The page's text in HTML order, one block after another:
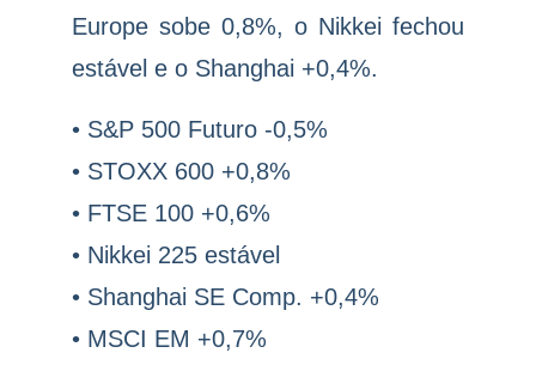
Europe sobe 0,8%, o Nikkei fechou
estável e o Shanghai +0,4%.
• S&P 500 Futuro -0,5%
• STOXX 600 +0,8%
• FTSE 100 +0,6%
• Nikkei 225 estável
• Shanghai SE Comp. +0,4%
• MSCI EM +0,7%